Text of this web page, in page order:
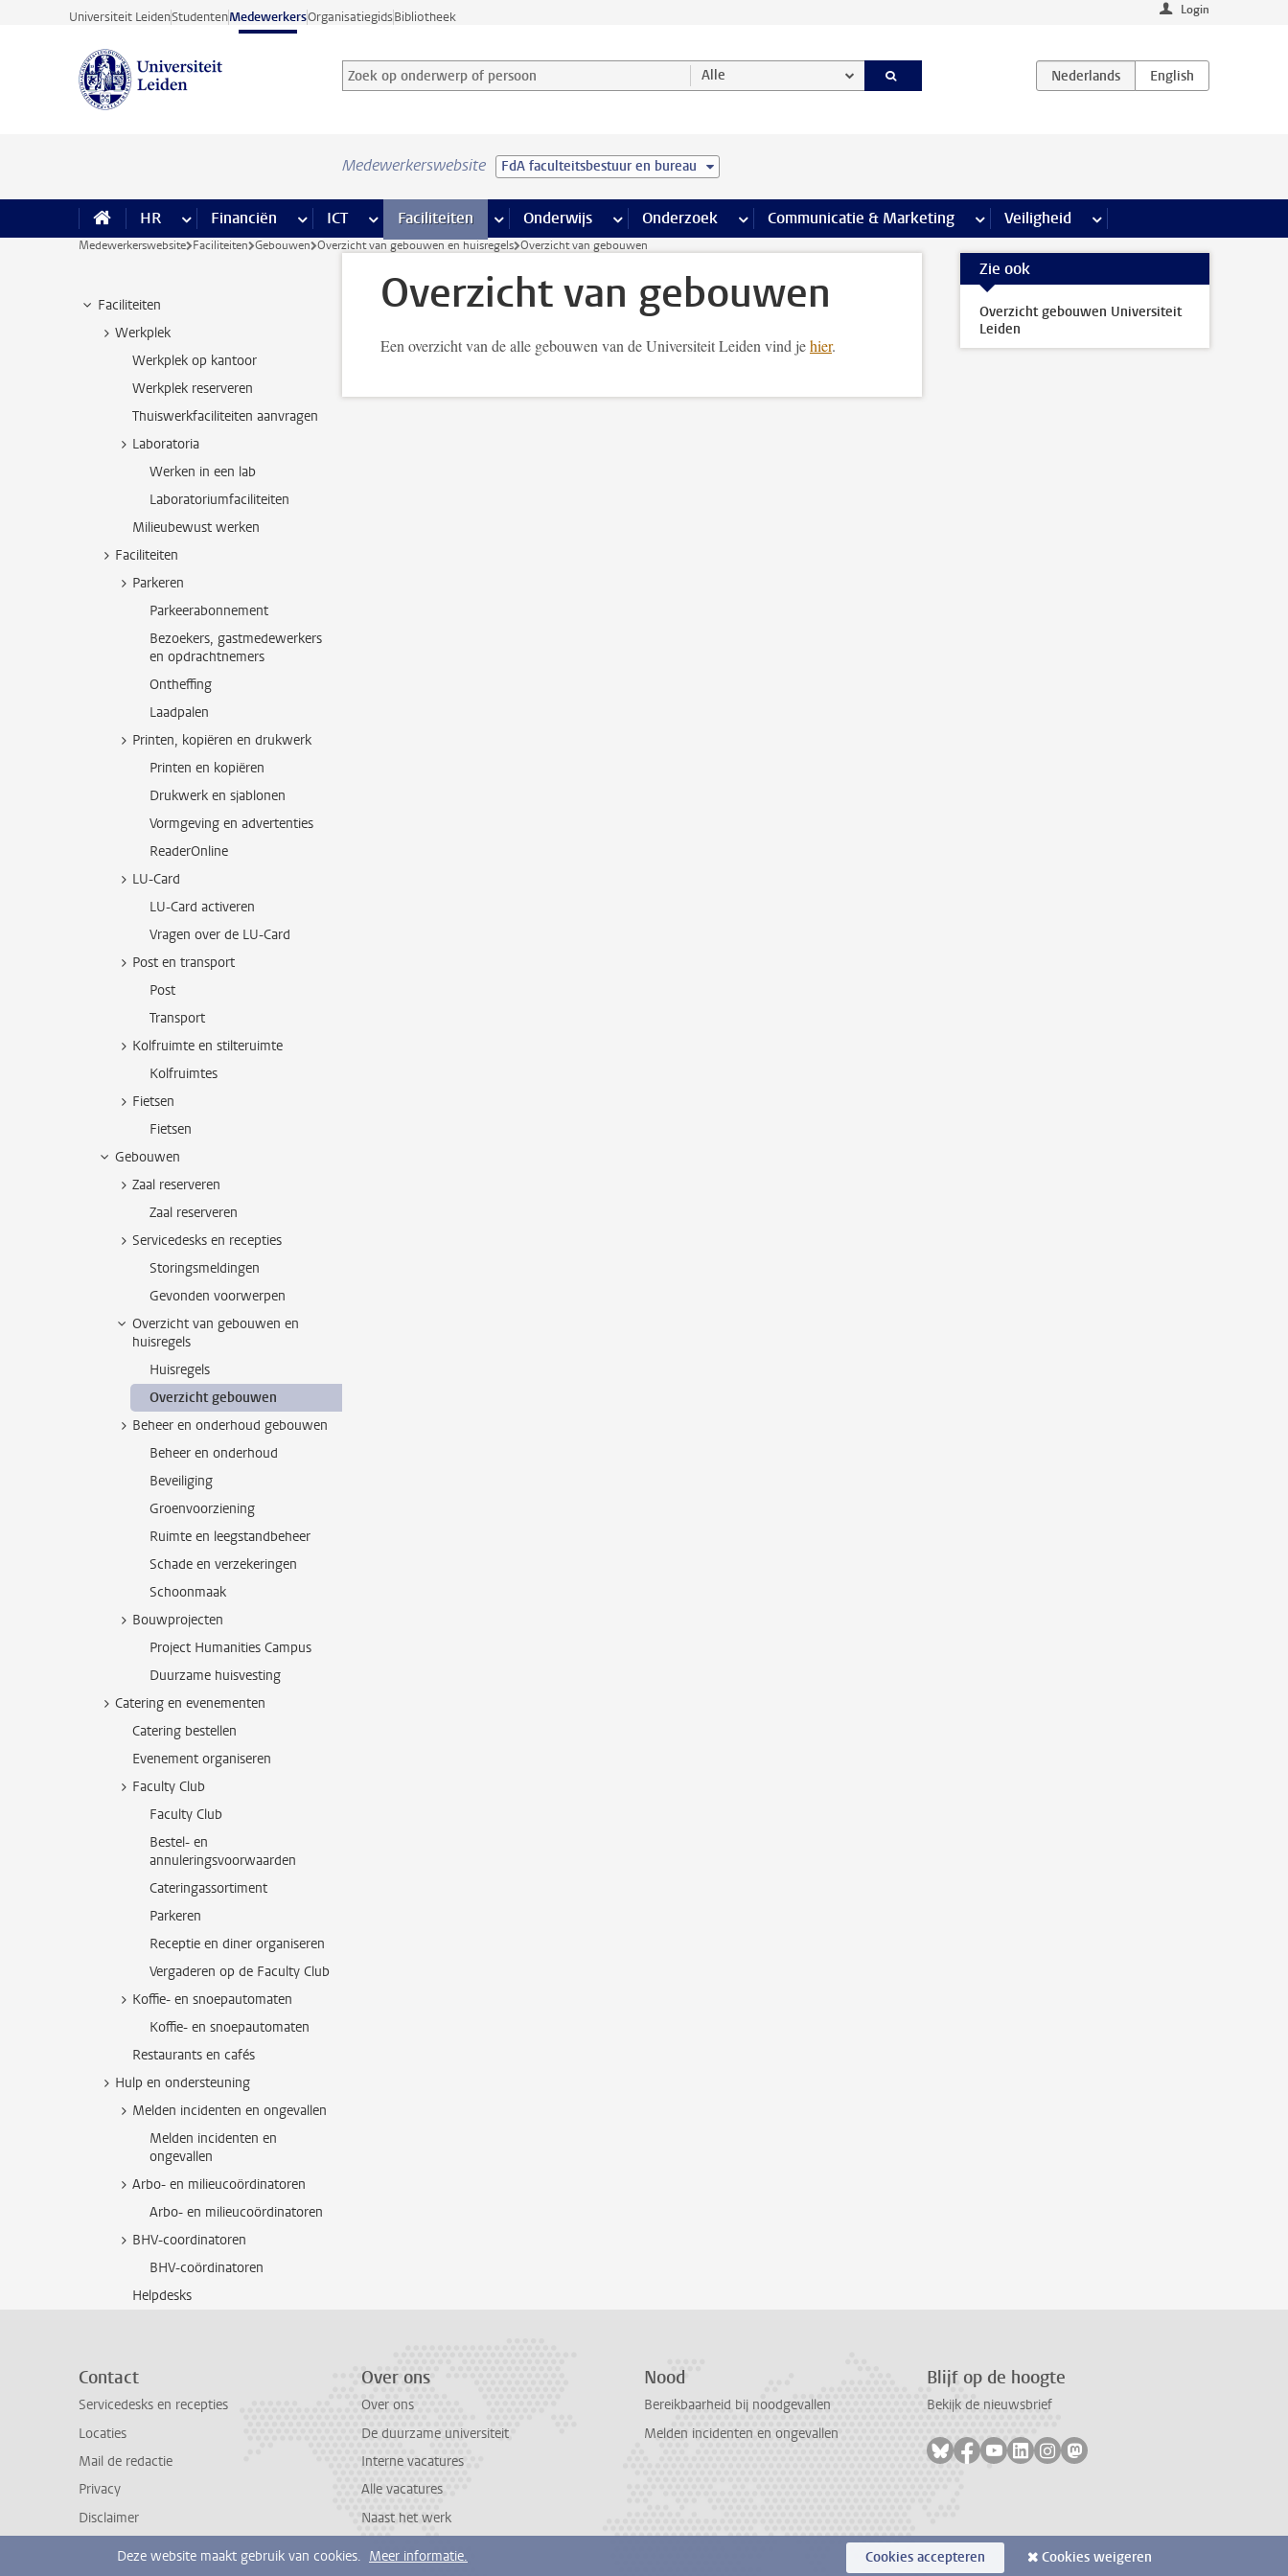
Ga direct naar de inhoud
Universiteit LeidenStudentenMedewerkersOrganisatiegidsBibliotheek Login
Zoek op onderwerp of persoon en selecteer categorie
Zoekterm Alle
Medewerkerswebsite FdA faculteitsbestuur en bureau
HR meer HR pagina’s
Financiën meer Financiën pagina’s
ICT meer ICT pagina’s
Faciliteiten meer Faciliteiten pagina’s
Onderwijs meer Onderwijs pagina’s
Onderzoek meer Onderzoek pagina’s
Communicatie & Marketing meer Communicatie & Marketing pagina’s
Veiligheid meer Veiligheid pagina’s
Medewerkerswebsite Faciliteiten Gebouwen Overzicht van gebouwen en huisregels Overzicht van gebouwen
Faciliteiten
Werkplek
Werkplek op kantoor
Werkplek reserveren
Thuiswerkfaciliteiten aanvragen
Laboratoria
Werken in een lab
Laboratoriumfaciliteiten
Milieubewust werken
Faciliteiten
Parkeren
Parkeerabonnement
Bezoekers, gastmedewerkers
en opdrachtnemers
Ontheffing
Laadpalen
Printen, kopiëren en drukwerk
Printen en kopiëren
Drukwerk en sjablonen
Vormgeving en advertenties
ReaderOnline
LU-Card
LU-Card activeren
Vragen over de LU-Card
Post en transport
Post
Transport
Kolfruimte en stilteruimte
Kolfruimtes
Fietsen
Fietsen
Gebouwen
Zaal reserveren
Zaal reserveren
Servicedesks en recepties
Storingsmeldingen
Gevonden voorwerpen
Overzicht van gebouwen en
huisregels
Huisregels
Overzicht gebouwen
Beheer en onderhoud gebouwen
Beheer en onderhoud
Beveiliging
Groenvoorziening
Ruimte en leegstandbeheer
Schade en verzekeringen
Schoonmaak
Bouwprojecten
Project Humanities Campus
Duurzame huisvesting
Catering en evenementen
Catering bestellen
Evenement organiseren
Faculty Club
Faculty Club
Bestel- en
annuleringsvoorwaarden
Cateringassortiment
Parkeren
Receptie en diner organiseren
Vergaderen op de Faculty Club
Koffie- en snoepautomaten
Koffie- en snoepautomaten
Restaurants en cafés
Hulp en ondersteuning
Melden incidenten en ongevallen
Melden incidenten en
ongevallen
Arbo- en milieucoördinatoren
Arbo- en milieucoördinatoren
BHV-coordinatoren
BHV-coördinatoren
Helpdesks
Overzicht van gebouwen
Een overzicht van de alle gebouwen van de Universiteit Leiden vind jehier.
Zie ook
Overzicht gebouwen Universiteit
Leiden
Contact
Servicedesks en recepties
Locaties
Mail de redactie
Privacy
Disclaimer
Over ons
Over ons
De duurzame universiteit
Interne vacatures
Alle vacatures
Naast het werk
Nood
Bereikbaarheid bij noodgevallen
Melden incidenten en ongevallen
Blijf op de hoogte
Bekijk de nieuwsbrief
Volg ons op bluesky
Volg ons op facebook
Volg ons op youtube
Volg ons op linkedin
Volg ons op instagram
Volg ons op mastodon
Deze website maakt gebruik van cookies. Meer informatie. Cookies accepteren Cookies weigeren